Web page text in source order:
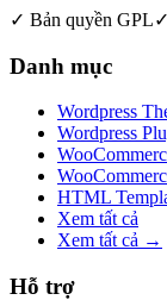
✓ Bản quyền GPL
Danh mục
Wordpress
Wordpress
HTML
Xem tất cả
Xem tất cả →
Hỗ trợ